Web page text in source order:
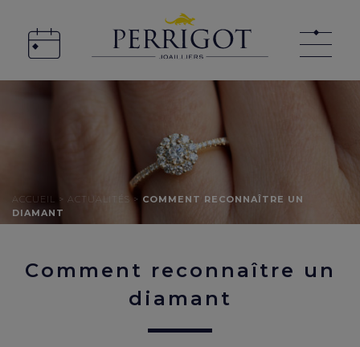
ACCUEIL > ACTUALITÉS > COMMENT RECONNAÎTRE UN
DIAMANT
Comment reconnaître un
diamant